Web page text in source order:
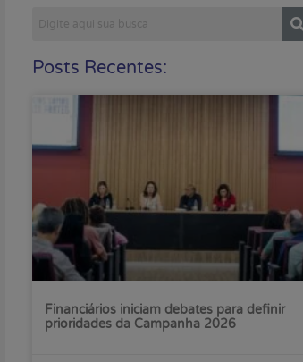
Posts Recentes:
Financiários iniciam debates para definir
prioridades da Campanha 2026